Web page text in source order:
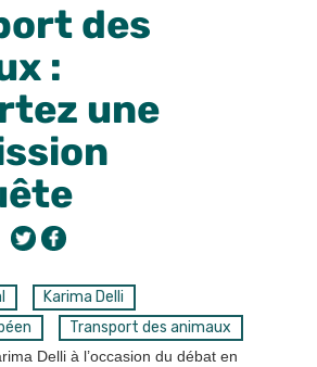
des
:
une
Karima Delli
Transport des animaux
Delli à l’occasion du débat en